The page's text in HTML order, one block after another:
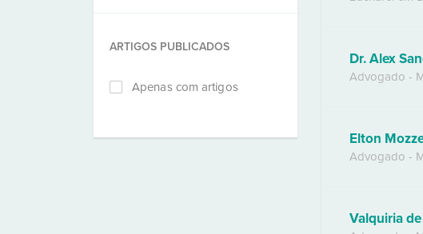
ARTIGOS PUBLICADOS
Apenas com artigos
Dr. Alex
Advogado -
Elton
Advogado -
Valquiria